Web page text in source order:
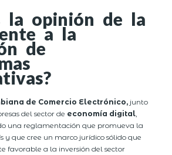
la opinión de la
a la
de
de Comercio Electrónico, junto
del sector de economía digital
una reglamentación que promueva la
y que cree un marco jurídico sólido que
favorable a la inversión del sector